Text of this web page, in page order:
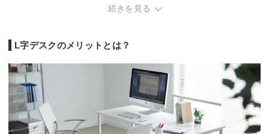
続きを見る
L字デスクのメリットとは？